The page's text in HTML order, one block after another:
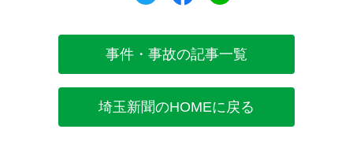
事件・事故の記事一覧
埼玉新聞のHOMEに戻る